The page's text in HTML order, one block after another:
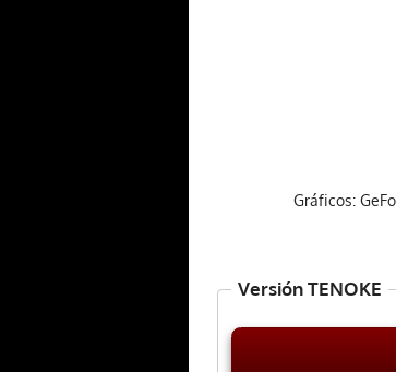
Gráficos:
Versión TENOKE